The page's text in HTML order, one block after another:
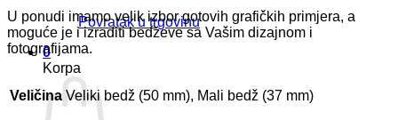
Povratak u trgovinu
0
Korpa
U ponudi imamo velik izbor gotovih grafičkih primjera, a
moguće je i izraditi bedževe sa Vašim dizajnom i
fotografijama.
Veličina Veliki bedž (50 mm), Mali bedž (37 mm)